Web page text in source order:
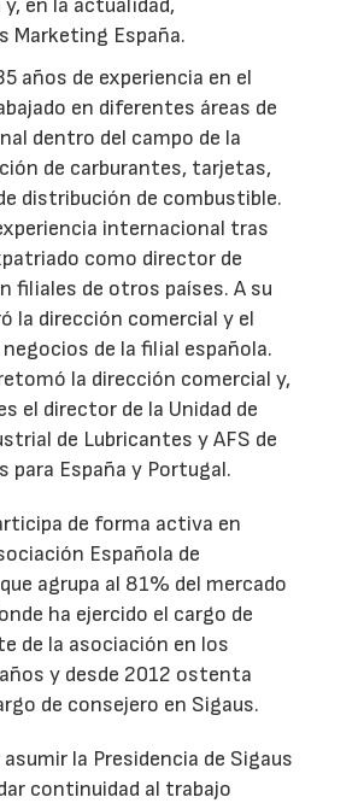
y, en la actualidad,
Marketing España.
años de experiencia en el
en diferentes áreas de
dentro del campo de la
de carburantes, tarjetas,
distribución de combustible.
internacional tras
como director de
filiales de otros países. A su
la dirección comercial y el
de la filial española.
la dirección comercial y,
el director de la Unidad de
de Lubricantes y AFS de
para España y Portugal.
de forma activa en
Española de
agrupa al 81% del mercado
ha ejercido el cargo de
de la asociación en los
y desde 2012 ostenta
de consejero en Sigaus.
la Presidencia de Sigaus
continuidad al trabajo